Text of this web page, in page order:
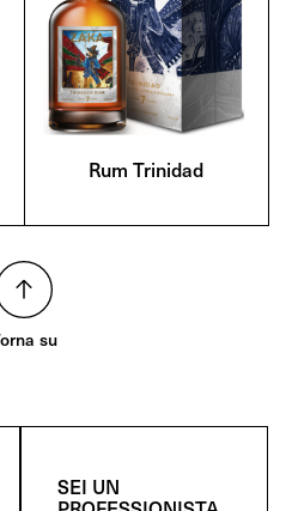
Rum Trinidad
su
SEI UN